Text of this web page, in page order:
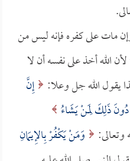
مات على كفره فإنه ليس من
الله أخذ على نفسه أن لا
يقول الله جل وعلا: إِنَّ
دُونَ ذَلِكَ لِمَنْ يَشَاءُ
وَمَنْ يَكْفُرْ بِالإِيمَانِ